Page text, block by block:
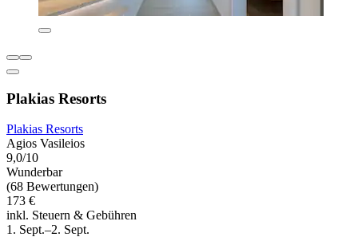
Plakias Resorts
Plakias Resorts
Agios Vasileios
9,0/10
Wunderbar
(68 Bewertungen)
173 €
inkl. Steuern & Gebühren
1. Sept.–2. Sept.